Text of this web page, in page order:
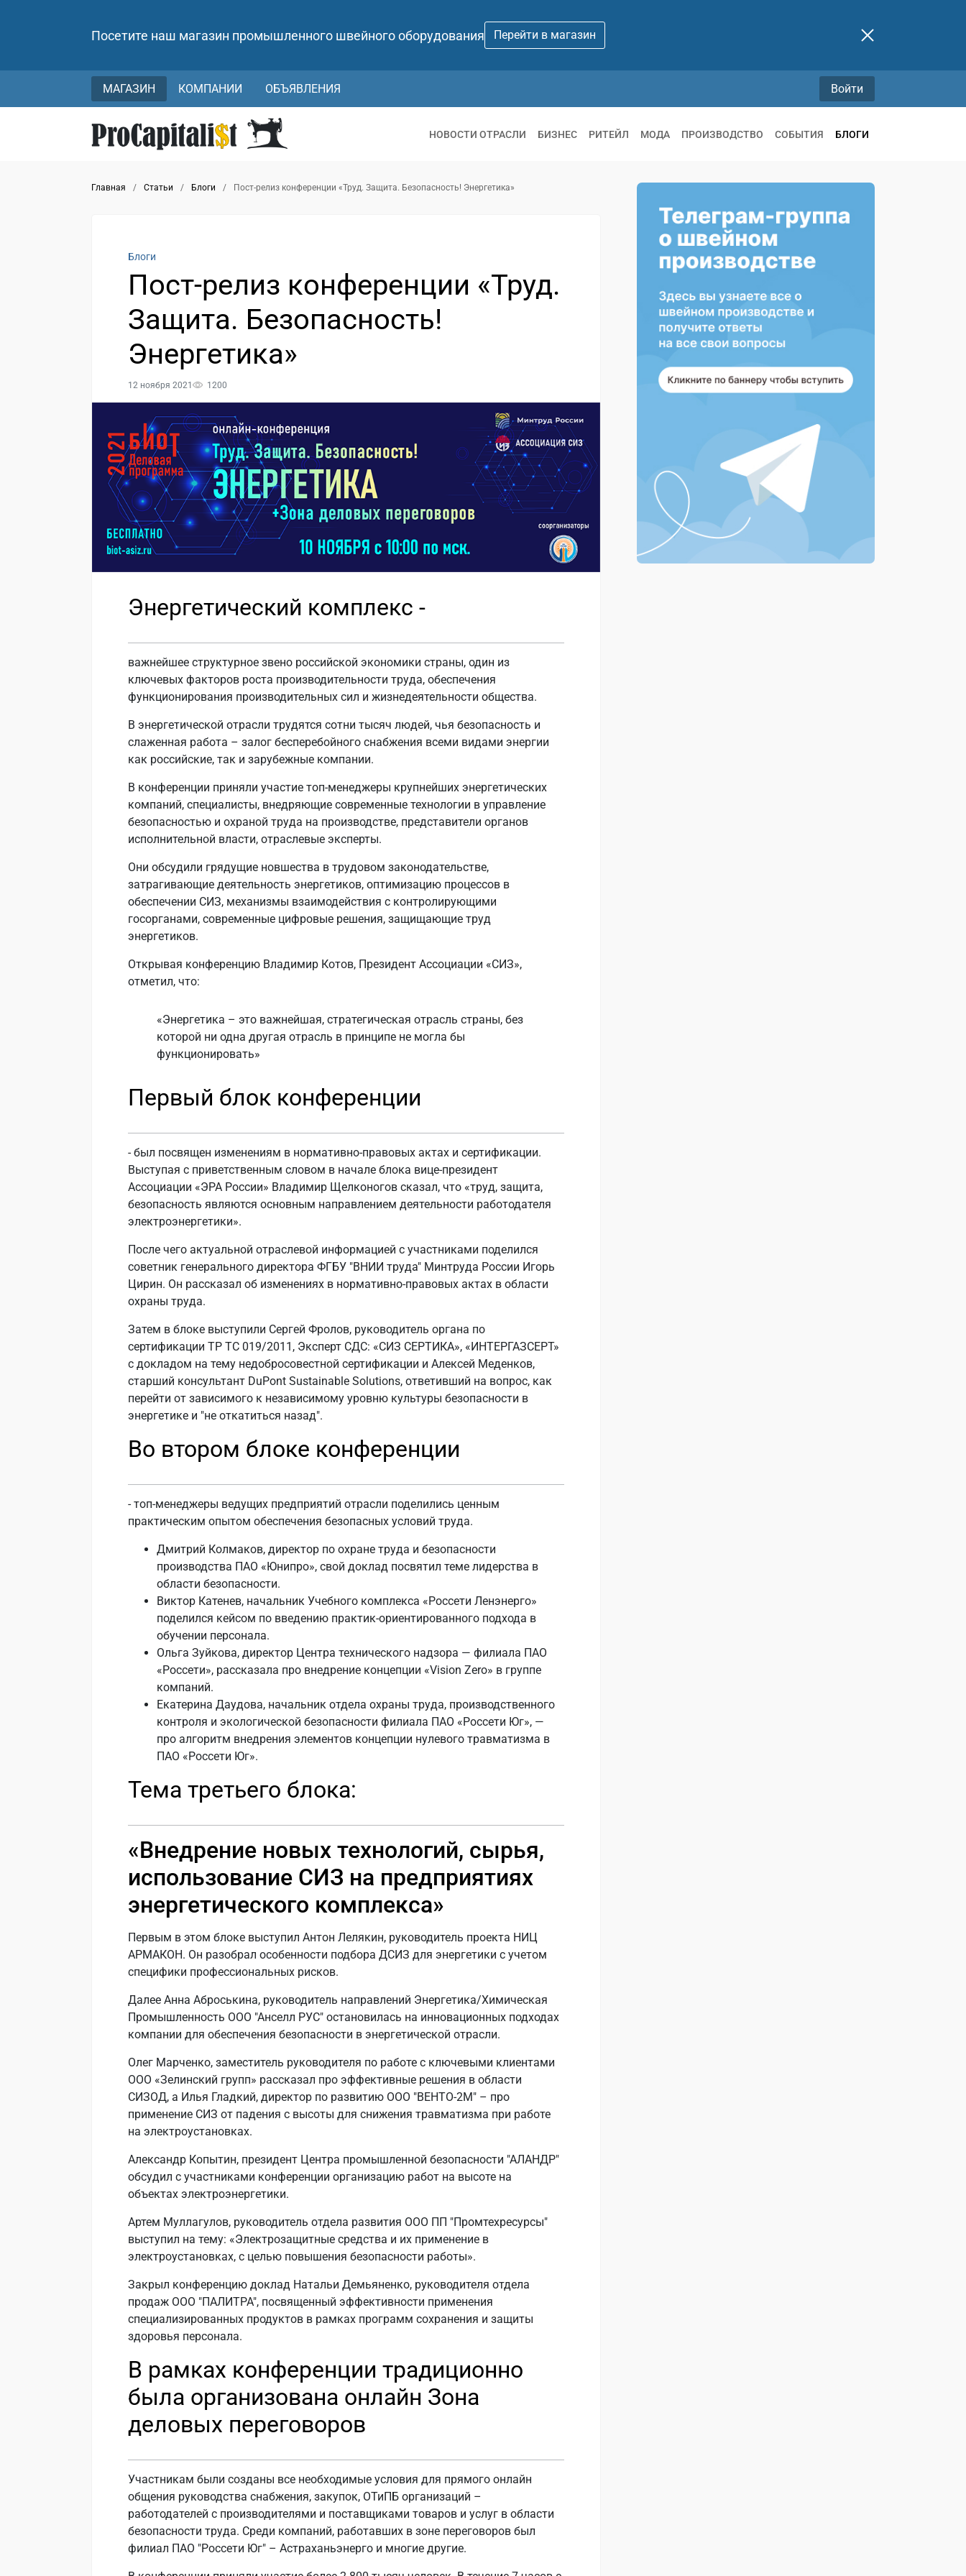
Посетите наш магазин промышленного швейного оборудования Перейти в магазин
МАГАЗИН КОМПАНИИ ОБЪЯВЛЕНИЯ Войти
НОВОСТИ ОТРАСЛИ БИЗНЕС РИТЕЙЛ МОДА ПРОИЗВОДСТВО СОБЫТИЯ БЛОГИ
Главная / Статьи / Блоги / Пост-релиз конференции «Труд. Защита. Безопасность! Энергетика»
Блоги
Пост-релиз конференции «Труд.
Защита. Безопасность!
Энергетика»
12 ноября 2021 1200
Энергетический комплекс -
важнейшее структурное звено российской экономики страны, один из
ключевых факторов роста производительности труда, обеспечения
функционирования производительных сил и жизнедеятельности общества.
В энергетической отрасли трудятся сотни тысяч людей, чья безопасность и
слаженная работа – залог бесперебойного снабжения всеми видами энергии
как российские, так и зарубежные компании.
В конференции приняли участие топ-менеджеры крупнейших энергетических
компаний, специалисты, внедряющие современные технологии в управление
безопасностью и охраной труда на производстве, представители органов
исполнительной власти, отраслевые эксперты.
Они обсудили грядущие новшества в трудовом законодательстве,
затрагивающие деятельность энергетиков, оптимизацию процессов в
обеспечении СИЗ, механизмы взаимодействия с контролирующими
госорганами, современные цифровые решения, защищающие труд
энергетиков.
Открывая конференцию Владимир Котов, Президент Ассоциации «СИЗ»,
отметил, что:
«Энергетика – это важнейшая, стратегическая отрасль страны, без
которой ни одна другая отрасль в принципе не могла бы
функционировать»
Первый блок конференции
- был посвящен изменениям в нормативно-правовых актах и сертификации.
Выступая с приветственным словом в начале блока вице-президент
Ассоциации «ЭРА России» Владимир Щелконогов сказал, что «труд, защита,
безопасность являются основным направлением деятельности работодателя
электроэнергетики».
После чего актуальной отраслевой информацией с участниками поделился
советник генерального директора ФГБУ "ВНИИ труда" Минтруда России Игорь
Цирин. Он рассказал об изменениях в нормативно-правовых актах в области
охраны труда.
Затем в блоке выступили Сергей Фролов, руководитель органа по
сертификации ТР ТС 019/2011, Эксперт СДС: «СИЗ СЕРТИКА», «ИНТЕРГАЗСЕРТ»
с докладом на тему недобросовестной сертификации и Алексей Меденков,
старший консультант DuPont Sustainable Solutions, ответивший на вопрос, как
перейти от зависимого к независимому уровню культуры безопасности в
энергетике и "не откатиться назад".
Во втором блоке конференции
- топ-менеджеры ведущих предприятий отрасли поделились ценным
практическим опытом обеспечения безопасных условий труда.
Дмитрий Колмаков, директор по охране труда и безопасности
производства ПАО «Юнипро», свой доклад посвятил теме лидерства в
области безопасности.
Виктор Катенев, начальник Учебного комплекса «Россети Ленэнерго»
поделился кейсом по введению практик-ориентированного подхода в
обучении персонала.
Ольга Зуйкова, директор Центра технического надзора — филиала ПАО
«Россети», рассказала про внедрение концепции «Vision Zero» в группе
компаний.
Екатерина Даудова, начальник отдела охраны труда, производственного
контроля и экологической безопасности филиала ПАО «Россети Юг», —
про алгоритм внедрения элементов концепции нулевого травматизма в
ПАО «Россети Юг».
Тема третьего блока:
«Внедрение новых технологий, сырья,
использование СИЗ на предприятиях
энергетического комплекса»
Первым в этом блоке выступил Антон Лелякин, руководитель проекта НИЦ
АРМАКОН. Он разобрал особенности подбора ДСИЗ для энергетики с учетом
специфики профессиональных рисков.
Далее Анна Аброськина, руководитель направлений Энергетика/Химическая
Промышленность ООО "Анселл РУС" остановилась на инновационных подходах
компании для обеспечения безопасности в энергетической отрасли.
Олег Марченко, заместитель руководителя по работе с ключевыми клиентами
ООО «Зелинский групп» рассказал про эффективные решения в области
СИЗОД, а Илья Гладкий, директор по развитию ООО "ВЕНТО-2М" – про
применение СИЗ от падения с высоты для снижения травматизма при работе
на электроустановках.
Александр Копытин, президент Центра промышленной безопасности "АЛАНДР"
обсудил с участниками конференции организацию работ на высоте на
объектах электроэнергетики.
Артем Муллагулов, руководитель отдела развития ООО ПП "Промтехресурсы"
выступил на тему: «Электрозащитные средства и их применение в
электроустановках, с целью повышения безопасности работы».
Закрыл конференцию доклад Натальи Демьяненко, руководителя отдела
продаж ООО "ПАЛИТРА", посвященный эффективности применения
специализированных продуктов в рамках программ сохранения и защиты
здоровья персонала.
В рамках конференции традиционно
была организована онлайн Зона
деловых переговоров
Участникам были созданы все необходимые условия для прямого онлайн
общения руководства снабжения, закупок, ОТиПБ организаций –
работодателей с производителями и поставщиками товаров и услуг в области
безопасности труда. Среди компаний, работавших в зоне переговоров был
филиал ПАО "Россети Юг" – Астраханьэнерго и многие другие.